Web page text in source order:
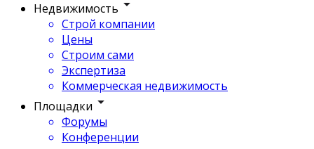
Недвижимость
Строй компании
Цены
Строим сами
Экспертиза
Коммерческая недвижимость
Площадки
Форумы
Конференции